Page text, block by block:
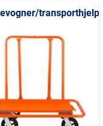
transporthjelper